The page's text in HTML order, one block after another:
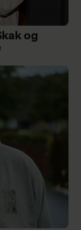
og